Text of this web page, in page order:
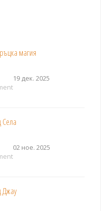
магия
19 дек. 2025
02 ное. 2025
Джау